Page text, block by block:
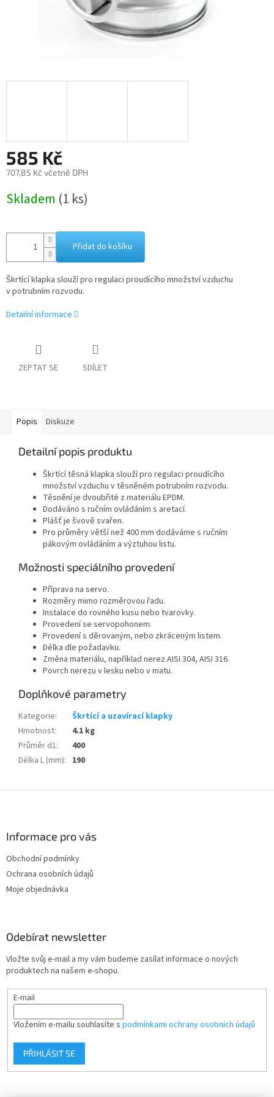
585 Kč
707,85 Kč včetně DPH
cena:
Skladem (1 ks)
Přidat do košíku
Škrtící klapka slouží pro regulaci proudícího množství vzduchu
v potrubním rozvodu.
Detailní informace
ZEPTAT SE SDÍLET
Popis Diskuze
Detailní popis produktu
Škrtící těsná klapka slouží pro regulaci proudícího
množství vzduchu v těsněném potrubním rozvodu.
Těsnění je dvoubřité z materiálu EPDM.
Dodáváno s ručním ovládáním s aretací.
Plášť je švově svařen.
Pro průměry větší než 400 mm dodáváme s ručním
pákovým ovládáním a výztuhou listu.
Možnosti speciálního provedení
Příprava na servo.
Rozměry mimo rozměrovou řadu.
Instalace do rovného kusu nebo tvarovky.
Provedení se servopohonem.
Provedení s děrovaným, nebo zkráceným listem.
Délka dle požadavku.
Změna materiálu, například nerez AISI 304, AISI 316.
Povrch nerezu v lesku nebo v matu.
Doplňkové parametry
Kategorie:
Škrtící a uzavírací klapky
Hmotnost:
4.1 kg
Průměr d1:
400
Délka L (mm): 190
Informace pro vás
Obchodní podmínky
Ochrana osobních údajů
Moje objednávka
Odebírat newsletter
Vložte svůj e-mail a my vám budeme zasílat informace o nových
produktech na našem e-shopu.
E-mail
Vložením e-mailu souhlasíte s podmínkami ochrany osobních údajů
PŘIHLÁSIT SE